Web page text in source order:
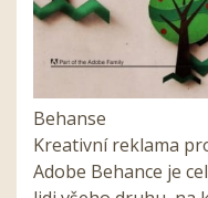
Behanse
Kreativní reklama
Adobe Behance je